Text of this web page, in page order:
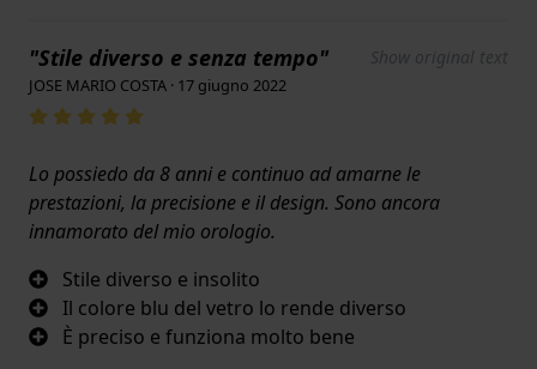
"Stile diverso e senza tempo" Show original text
JOSE MARIO COSTA · 17 giugno 2022
Lo possiedo da 8 anni e continuo ad amarne le
prestazioni, la precisione e il design. Sono ancora
innamorato del mio orologio.
Stile diverso e insolito
Il colore blu del vetro lo rende diverso
È preciso e funziona molto bene